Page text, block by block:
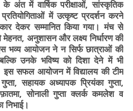
के अंत में वार्षिक परीक्षाओं, सांस्कृतिक
प्रतियोगिताओं में उत्कृष्ट प्रदर्शन करने
देकर सम्मानित किया गया। मंच से
अनुशासन और लक्ष्य निर्धारण की
भव्य आयोजन ने न सिर्फ छात्राओं की
उनके भविष्य को दिशा देने में भी
इस सफल आयोजन में विद्यालय की टीम
गुप्ता, सहायक अध्यापक प्रियंका गुप्ता,
सोनाली गुप्ता क्लर्क कमलेश व
निभाई।